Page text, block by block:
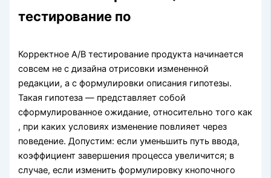
тестирование по
Корректное A/B тестирование продукта начинается
совсем не с дизайна отрисовки измененной
редакции, а с формулировки описания гипотезы.
Такая гипотеза — представляет собой
сформулированное ожидание, относительно того как
, при каких условиях изменение повлияет через
поведение. Допустим: если уменьшить путь ввода,
коэффициент завершения процесса увеличится; в
случае, если изменить формулировку кнопочного